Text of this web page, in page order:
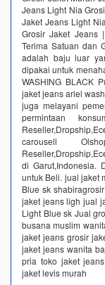
Jeans Light Nia
Jaket Jeans Light
Grosir Jaket Jeans
Terima Satuan dan
adalah baju luar
dipakai untuk
WASHING BLACK
jaket jeans ariel
juga melayani
permintaan
carousell
di Garut,Indonesia.
untuk Beli. jual jaket
Blue sk
jaket jeans ligh jual
Light Blue sk Jual
busana muslim
jaket jeans grosir
jaket jeans wanita
pria toko jaket
jaket levis murah